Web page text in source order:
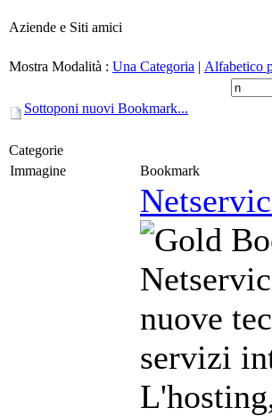
Aziende e Siti amici
Mostra Modalità : Una Categoria | Alfabetico
Sottoponi nuovi Bookmark...
Categorie
Immagine
Bookmark
nuove
servizi